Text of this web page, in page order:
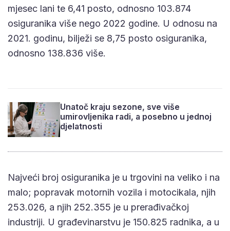
mjesec lani te 6,41 posto, odnosno 103.874
osiguranika više nego 2022 godine. U odnosu na
2021. godinu, bilježi se 8,75 posto osiguranika,
odnosno 138.836 više.
Unatoč kraju sezone, sve više
umirovljenika radi, a posebno u jednoj
djelatnosti
Najveći broj osiguranika je u trgovini na veliko i na
malo; popravak motornih vozila i motocikala, njih
253.026, a njih 252.355 je u prerađivačkoj
industriji. U građevinarstvu je 150.825 radnika, a u